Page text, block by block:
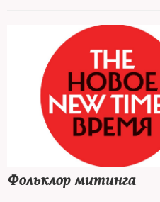
Фольклор митинга